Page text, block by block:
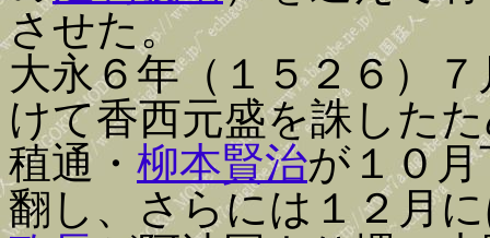
させた。
大永６年（１５２６）
けて香西元盛を誅した
稙通・ 柳本賢治が１０
翻し、さらには１２月